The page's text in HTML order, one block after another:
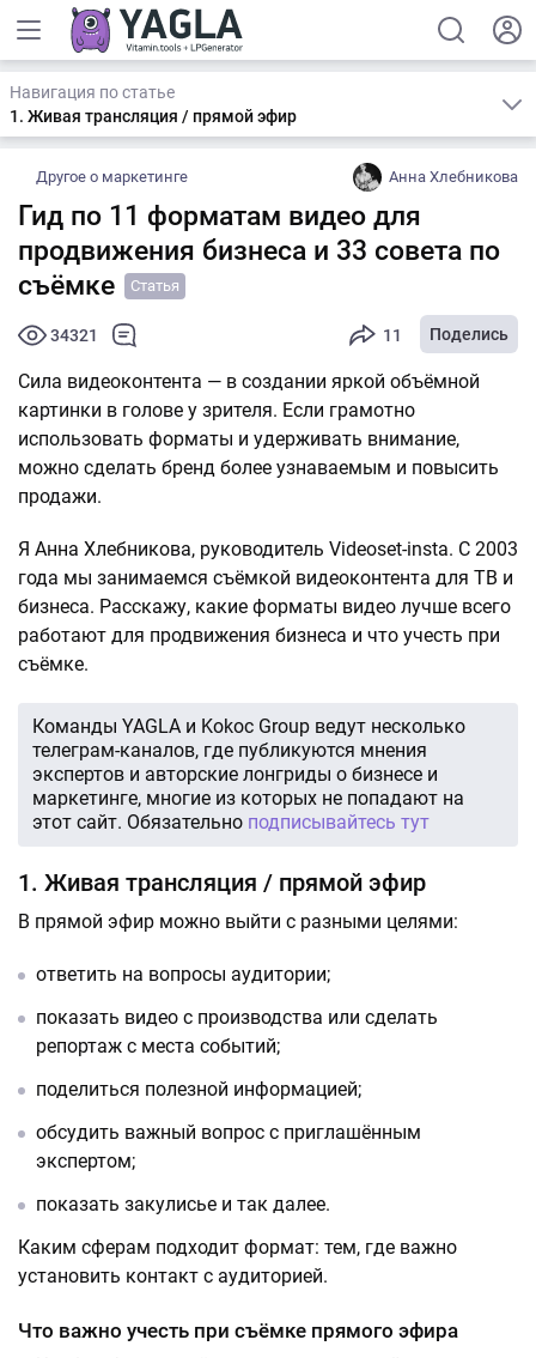
Навигация по статье
1. Живая трансляция / прямой эфир
Другое о маркетинге Анна Хлебникова
Гид по 11 форматам видео для
продвижения бизнеса и 33 совета по
съёмке
Статья
34321 11 Поделись
Сила видеоконтента — в создании яркой объёмной
картинки в голове у зрителя. Если грамотно
использовать форматы и удерживать внимание,
можно сделать бренд более узнаваемым и повысить
продажи.
Я Анна Хлебникова, руководитель Videoset-insta. C 2003
года мы занимаемся съёмкой видеоконтента для ТВ и
бизнеса. Расскажу, какие форматы видео лучше всего
работают для продвижения бизнеса и что учесть при
съёмке.
Команды YAGLA и Kokoc Group ведут несколько
телеграм-каналов, где публикуются мнения
экспертов и авторские лонгриды о бизнесе и
маркетинге, многие из которых не попадают на
этот сайт. Обязательно подписывайтесь тут
1. Живая трансляция / прямой эфир
В прямой эфир можно выйти с разными целями:
ответить на вопросы аудитории;
показать видео с производства или сделать
репортаж с места событий;
поделиться полезной информацией;
обсудить важный вопрос с приглашённым
экспертом;
показать закулисье и так далее.
Каким сферам подходит формат: тем, где важно
установить контакт с аудиторией.
Что важно учесть при съёмке прямого эфира